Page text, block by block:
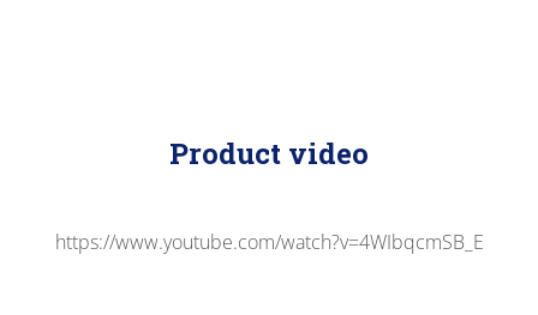
Product video
https://www.youtube.com/watch?v=4WIbqcmSB_E